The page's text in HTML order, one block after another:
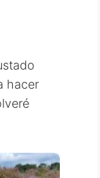
hacer